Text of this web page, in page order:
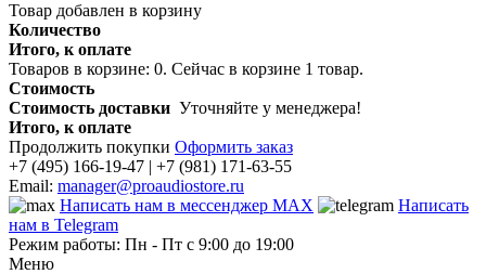
Товар добавлен в корзину
Количество
Итого, к оплате
Товаров в корзине: 0. Сейчас в корзине 1 товар.
Стоимость
Стоимость доставки Уточняйте у менеджера!
Итого, к оплате
Продолжить покупки Оформить заказ
+7 (495) 166-19-47 | +7 (981) 171-63-55
Email: manager@proaudiostore.ru
Написать нам в мессенджер MAX
Написать
нам в Telegram
Режим работы: Пн - Пт с 9:00 до 19:00
Меню